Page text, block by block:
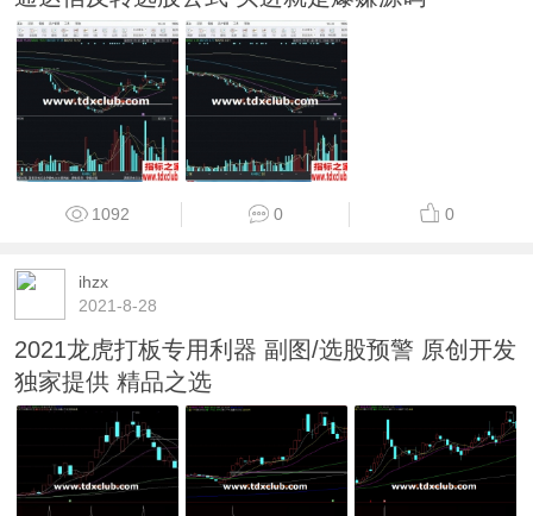
1092 0 0
ihzx
2021-8-28
2021龙虎打板专用利器 副图/选股预警 原创开发
独家提供 精品之选